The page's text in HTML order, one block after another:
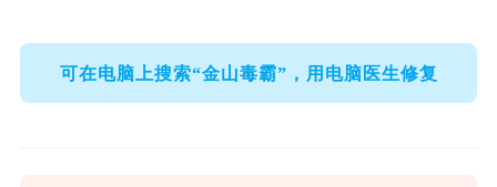
可在电脑上搜索“金山毒霸”，用电脑医生修复